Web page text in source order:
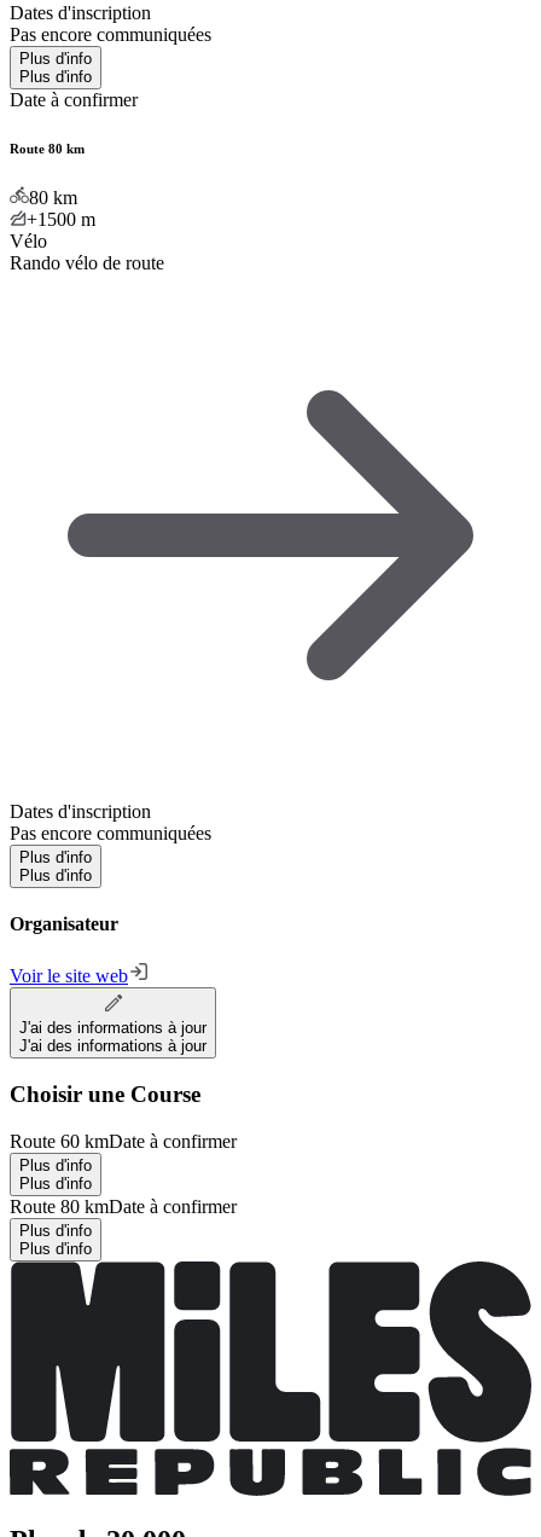
Dates d'inscription
Pas encore communiquées
Plus d'info
Plus d'info
Date à confirmer
Route 80 km
80 km
+1500 m
Vélo
Rando vélo de route
Dates d'inscription
Pas encore communiquées
Plus d'info
Plus d'info
Organisateur
Voir le site web
J'ai des informations à jour
J'ai des informations à jour
Choisir une Course
Route 60 kmDate à confirmer
Plus d'info
Plus d'info
Route 80 kmDate à confirmer
Plus d'info
Plus d'info